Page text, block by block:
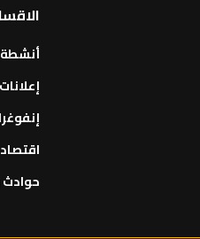
إعلانات
اقتصاد
حوادث